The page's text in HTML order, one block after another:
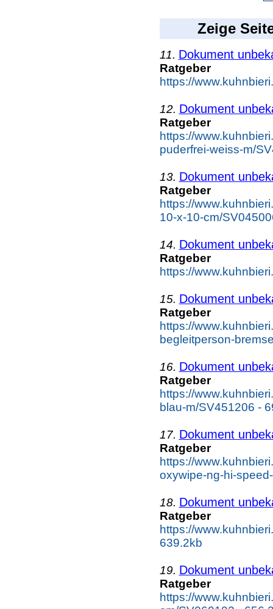
Zeige
11. Dokument
Ratgeber
https://
12. Dokument
Ratgeber
https://
puderfrei-weiss-m/
13. Dokument
Ratgeber
https://
10-x-10-cm/
14. Dokument
Ratgeber
https://
15. Dokument
Ratgeber
https://
begleitperson-
16. Dokument
Ratgeber
https://
blau-m/SV451206 -
17. Dokument
Ratgeber
https://
oxywipe-ng-hi-
18. Dokument
Ratgeber
https://
639.2kb
19. Dokument
Ratgeber
https://